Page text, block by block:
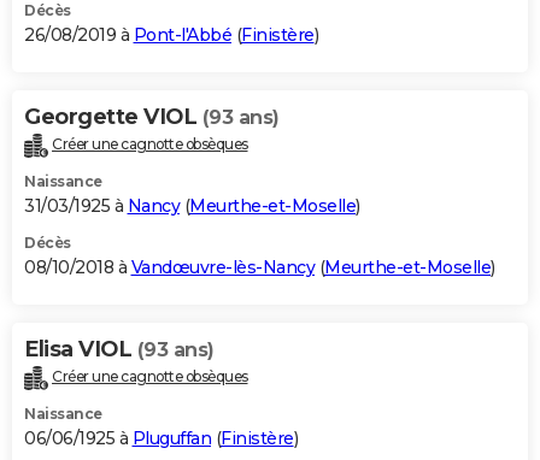
Décès
26/08/2019 à Pont-l'Abbé (Finistère)
Georgette VIOL (93 ans)
Créer une cagnotte obsèques
Naissance
31/03/1925 à Nancy(Meurthe-et-Moselle)
Décès
08/10/2018 à Vandœuvre-lès-Nancy(Meurthe-et-Moselle)
Elisa VIOL (93 ans)
Créer une cagnotte obsèques
Naissance
06/06/1925 à Pluguffan (Finistère)